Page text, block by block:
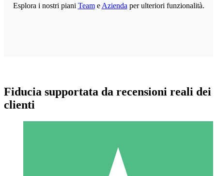
Esplora i nostri piani Teame Azienda per ulteriori funzionalità.
Fiducia supportata da recensioni reali dei
clienti